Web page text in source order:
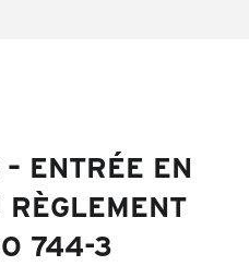
ENTRÉE EN
744-3